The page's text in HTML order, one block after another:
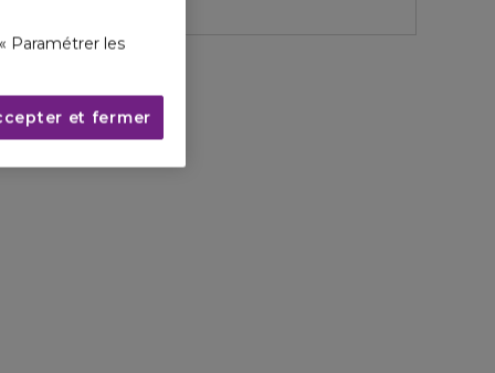
Paramétrer les
et fermer